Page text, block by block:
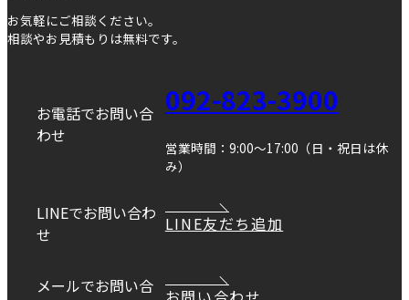
お気軽にご相談ください。
相談やお見積もりは無料です。
お電話でお問い合
わせ
092-823-3900
営業時間：9:00～17:00（日・祝日は休
み）
LINEでお問い合わ
せ
LINE友だち追加
メールでお問い合